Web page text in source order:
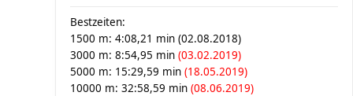
Bestzeiten:
1500 m: 4:08,21 min (02.08.2018)
3000 m: 8:54,95 min (03.02.2019)
5000 m: 15:29,59 min (18.05.2019)
10000 m: 32:58,59 min (08.06.2019)